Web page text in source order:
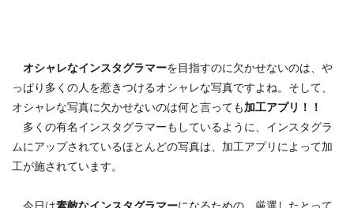
オシャレなインスタグラマーを目指すのに欠かせないのは、や
っぱり多くの人を惹きつけるオシャレな写真ですよね。そして、
オシャレな写真に欠かせないのは何と言っても加工アプリ！！
多くの有名インスタグラマーもしているように、インスタグラ
ムにアップされているほとんどの写真は、加工アプリによって加
工が施されています。